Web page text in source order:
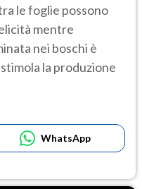
le foglie possono
mentre
nei boschi è
la produzione
WhatsApp